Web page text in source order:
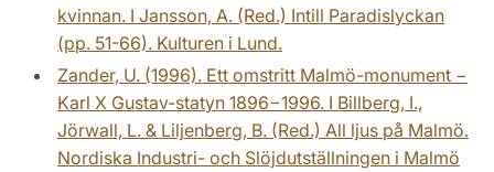
kvinnan. I Jansson, A. (Red.) Intill Paradislyckan
(pp. 51-66). Kulturen i Lund.
Zander, U. (1996). Ett omstritt Malmö-monument −
Karl X Gustav-statyn 1896−1996. I Billberg, I.,
Jörwall, L. & Liljenberg, B. (Red.) All ljus på Malmö.
Nordiska Industri- och Slöjdutställningen i Malmö